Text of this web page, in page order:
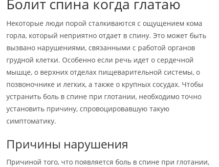
Болит спина когда глатаю
Некоторые люди порой сталкиваются с ощущением кома
горла, который неприятно отдает в спину. Это может быть
вызвано нарушениями, связанными с работой органов
грудной клетки. Особенно если речь идет о сердечной
мышце, о верхних отделах пищеварительной системы, о
позвоночнике и легких, а также о крупных сосудах. Чтобы
устранить боль в спине при глотании, необходимо точно
установить причину, спровоцировавшую такую
симптоматику.
Причины нарушения
Причиной того, что появляется боль в спине при глотании,